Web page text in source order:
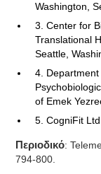
Washington,
3. Center for
Translational
Seattle,
4.
of Emek
5. CogniFit
Περιοδικό:
794-800.